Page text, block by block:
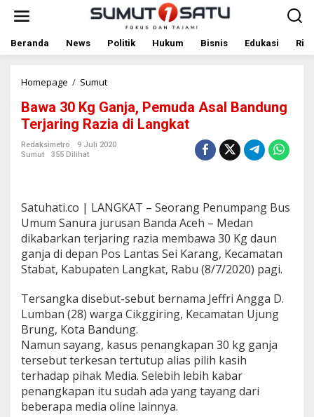
t
Beranda News Politik Hukum Bisnis Edukasi
Homepage / Sumut
w
a
3
0
n
j
a
,
P
e
u
d
a
A
s
a
l
a
n
Bawa 30 Kg Ganja, Pemuda Asal Bandung
Terjaring Razia di Langkat
Redaksimetro
9 Juli 2020
Sumut
355 Dilihat
Satuhati.co | LANGKAT – Seorang Penumpang Bus
Umum Sanura jurusan Banda Aceh – Medan
dikabarkan terjaring razia membawa 30 Kg daun
ganja di depan Pos Lantas Sei Karang, Kecamatan
Stabat, Kabupaten Langkat, Rabu (8/7/2020) pagi.
Tersangka disebut-sebut bernama Jeffri Angga D.
Lumban (28) warga Cikggiring, Kecamatan Ujung
Brung, Kota Bandung.
Namun sayang, kasus penangkapan 30 kg ganja
tersebut terkesan tertutup alias pilih kasih
terhadap pihak Media. Selebih lebih kabar
penangkapan itu sudah ada yang tayang dari
beberapa media oline lainnya.